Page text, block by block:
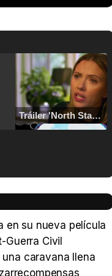
Tráiler 'North Star' (2023)
Tráiler 'Vida perra' (2026)
en su nueva película
Guerra Civil
caravana llena